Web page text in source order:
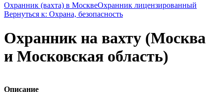
Охранник (вахта) в МосквеОхранник лицензированный
Вернуться к: Охрана, безопасность
Охранник на вахту (Москва
и Московская область)
Описание